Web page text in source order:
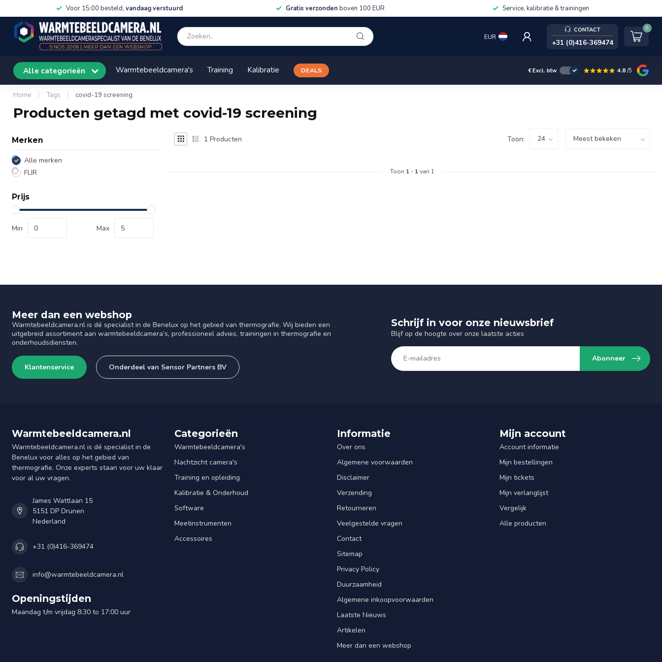
Voor 15:00 besteld, vandaag verstuurd Gratis verzonden boven 100 EUR Service, kalibratie & trainingen
EUR
CONTACT
+31 (0)416-369474
0
Alle categorieën Warmtebeeldcamera's Training Kalibratie DEALS €Excl. btw 4.8/5
Home / Tags / covid-19 screening
Producten getagd met covid-19 screening
Merken
Alle merken
FLIR
Prijs
Min Max
1 Producten Toon:
Toon 1 - 1van 1
Meer dan een webshop
Warmtebeeldcamera.nl is dé specialist in de Benelux op het gebied van thermografie. Wij bieden een
uitgebreid assortiment aan warmtebeeldcamera’s, professioneel advies, trainingen in thermografie en
onderhoudsdiensten.
Klantenservice Onderdeel van Sensor Partners BV
Schrijf in voor onze nieuwsbrief
Blijf op de hoogte over onze laatste acties
Abonneer
Warmtebeeldcamera.nl
Warmtebeeldcamera.nl is dé specialist in de
Benelux voor alles op het gebied van
thermografie. Onze experts staan voor uw klaar
voor al uw vragen.
James Wattlaan 15
5151 DP Drunen
Nederland
+31 (0)416-369474
info@warmtebeeldcamera.nl
Openingstijden
Maandag t/m vrijdag 8:30 to 17:00 uur
Categorieën
Warmtebeeldcamera's
Nachtzicht camera's
Training en opleiding
Kalibratie & Onderhoud
Software
Meetinstrumenten
Accessoires
Informatie
Over ons
Algemene voorwaarden
Disclaimer
Verzending
Retourneren
Veelgestelde vragen
Contact
Sitemap
Privacy Policy
Duurzaamheid
Algemene inkoopvoorwaarden
Laatste Nieuws
Artikelen
Meer dan een webshop
Mijn account
Account informatie
Mijn bestellingen
Mijn tickets
Mijn verlanglijst
Vergelijk
Alle producten